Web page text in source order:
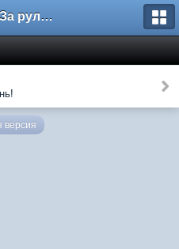
Форум "За рулем"
версия